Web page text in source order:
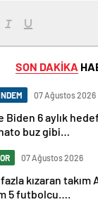
SON DAKİKA
07 Ağustos 2026
Biden 6 aylık
buz gibi…
07 Ağustos 2026
kızaran
5 futbolcu….